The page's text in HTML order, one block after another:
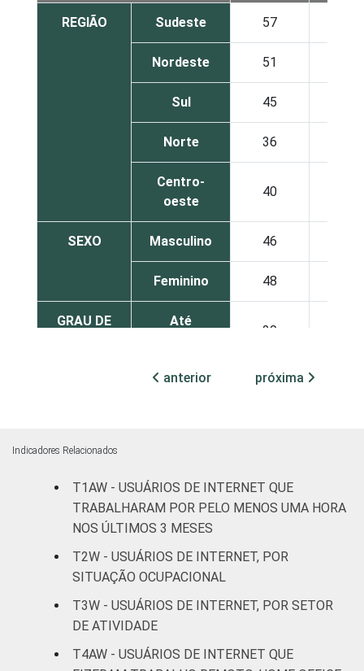
REGIÃO Sudeste 57
Nordeste 51
Sul 45
Norte 36
Centro-
oeste
40
SEXO Masculino 46
Feminino 48
GRAU DE
Até
20
Médio 41
ETÁRIA
anos
De 25 a 34
De 35 a 44
anos
anos
49
anterior próxima
Indicadores Relacionados
T1AW - USUÁRIOS DE INTERNET QUE
TRABALHARAM POR PELO MENOS UMA HORA
NOS ÚLTIMOS 3 MESES
T2W - USUÁRIOS DE INTERNET, POR
SITUAÇÃO OCUPACIONAL
T3W - USUÁRIOS DE INTERNET, POR SETOR
DE ATIVIDADE
T4AW - USUÁRIOS DE INTERNET QUE